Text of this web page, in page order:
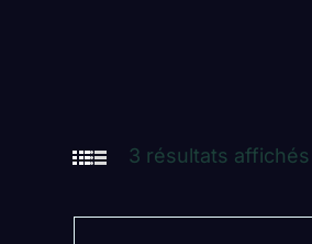
3 résultats affichés